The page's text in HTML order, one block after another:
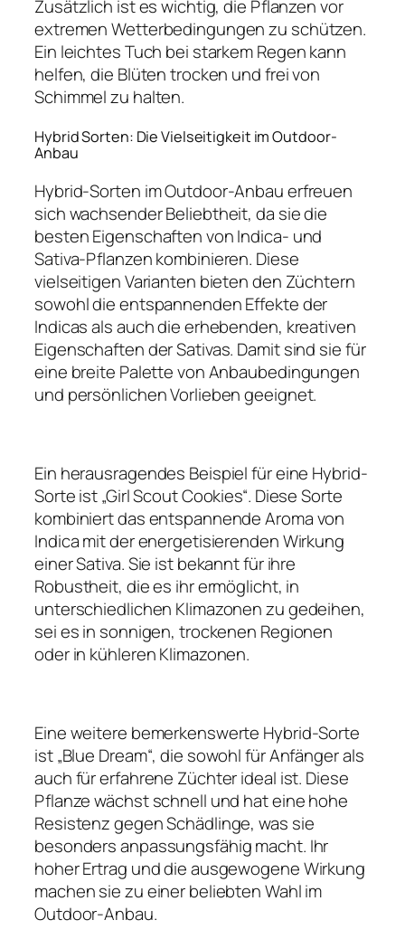
Zusätzlich ist es wichtig, die Pflanzen vor
extremen Wetterbedingungen zu schützen.
Ein leichtes Tuch bei starkem Regen kann
helfen, die Blüten trocken und frei von
Schimmel zu halten.
Hybrid Sorten: Die Vielseitigkeit im Outdoor-
Anbau
Hybrid-Sorten im Outdoor-Anbau erfreuen
sich wachsender Beliebtheit, da sie die
besten Eigenschaften von Indica- und
Sativa-Pflanzen kombinieren. Diese
vielseitigen Varianten bieten den Züchtern
sowohl die entspannenden Effekte der
Indicas als auch die erhebenden, kreativen
Eigenschaften der Sativas. Damit sind sie für
eine breite Palette von Anbaubedingungen
und persönlichen Vorlieben geeignet.
Ein herausragendes Beispiel für eine Hybrid-
Sorte ist „Girl Scout Cookies“. Diese Sorte
kombiniert das entspannende Aroma von
Indica mit der energetisierenden Wirkung
einer Sativa. Sie ist bekannt für ihre
Robustheit, die es ihr ermöglicht, in
unterschiedlichen Klimazonen zu gedeihen,
sei es in sonnigen, trockenen Regionen
oder in kühleren Klimazonen.
Eine weitere bemerkenswerte Hybrid-Sorte
ist „Blue Dream“, die sowohl für Anfänger als
auch für erfahrene Züchter ideal ist. Diese
Pflanze wächst schnell und hat eine hohe
Resistenz gegen Schädlinge, was sie
besonders anpassungsfähig macht. Ihr
hoher Ertrag und die ausgewogene Wirkung
machen sie zu einer beliebten Wahl im
Outdoor-Anbau.